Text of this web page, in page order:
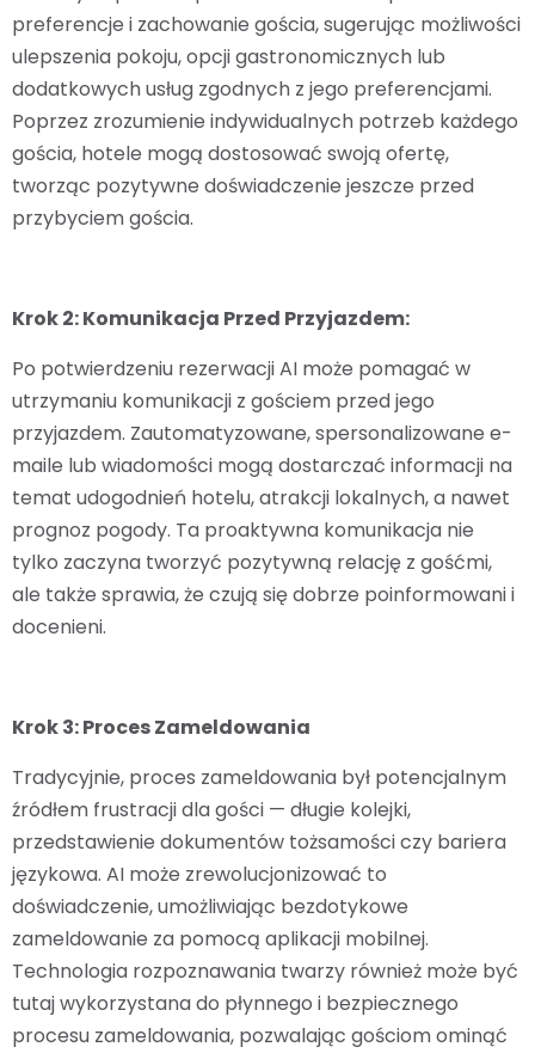
preferencje i zachowanie gościa, sugerując możliwości
ulepszenia pokoju, opcji gastronomicznych lub
dodatkowych usług zgodnych z jego preferencjami.
Poprzez zrozumienie indywidualnych potrzeb każdego
gościa, hotele mogą dostosować swoją ofertę,
tworząc pozytywne doświadczenie jeszcze przed
przybyciem gościa.
Krok 2: Komunikacja Przed Przyjazdem:
Po potwierdzeniu rezerwacji AI może pomagać w
utrzymaniu komunikacji z gościem przed jego
przyjazdem. Zautomatyzowane, spersonalizowane e-
maile lub wiadomości mogą dostarczać informacji na
temat udogodnień hotelu, atrakcji lokalnych, a nawet
prognoz pogody. Ta proaktywna komunikacja nie
tylko zaczyna tworzyć pozytywną relację z gośćmi,
ale także sprawia, że czują się dobrze poinformowani i
docenieni.
Krok 3: Proces Zameldowania
Tradycyjnie, proces zameldowania był potencjalnym
źródłem frustracji dla gości — długie kolejki,
przedstawienie dokumentów tożsamości czy bariera
językowa. AI może zrewolucjonizować to
doświadczenie, umożliwiając bezdotykowe
zameldowanie za pomocą aplikacji mobilnej.
Technologia rozpoznawania twarzy również może być
tutaj wykorzystana do płynnego i bezpiecznego
procesu zameldowania, pozwalając gościom ominąć